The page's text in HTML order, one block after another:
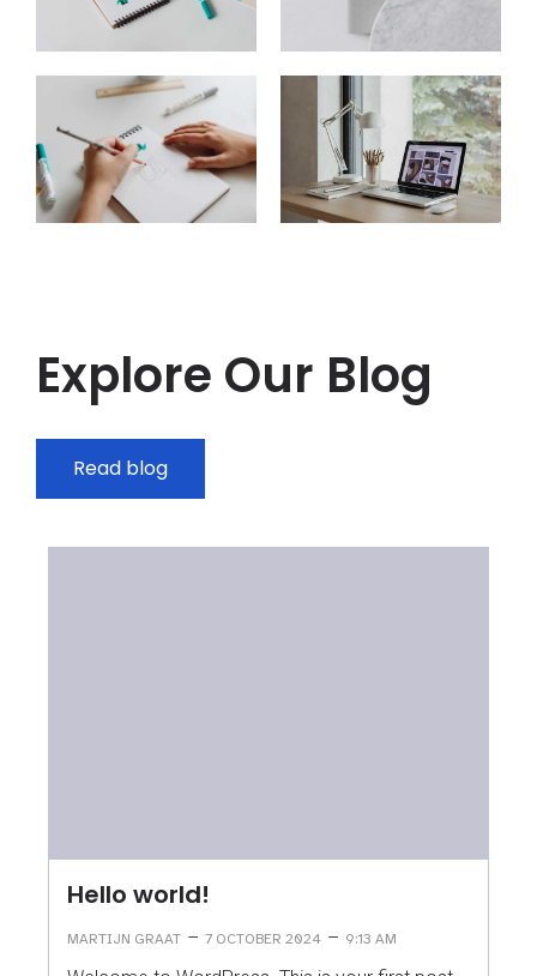
Explore Our Blog
Read blog
Hello world!
MARTIJN GRAAT – 7 OCTOBER 2024 – 9:13 AM